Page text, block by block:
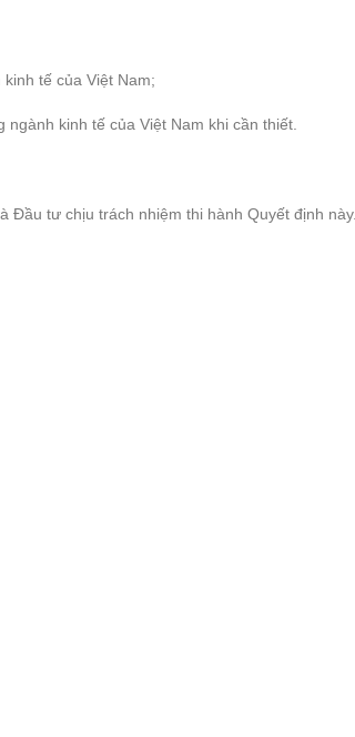
tế của Việt Nam;
kinh tế của Việt Nam khi cần thiết.
Đầu tư chịu trách nhiệm thi hành Quyết định này.